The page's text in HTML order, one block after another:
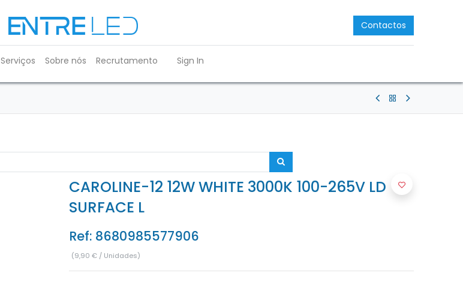
Contactos
Serviços Sobre nós Recrutamento Sign In
CAROLINE-12 12W WHITE 3000K 100-265V LD
SURFACE L
Ref: 8680985577906
(9,90 € / Unidades)